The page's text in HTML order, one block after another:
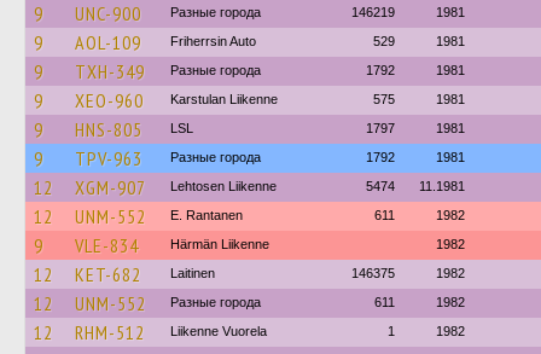
9 UNC-900 Разные города 146219 1981
9 AOL-109 Friherrsin Auto 529 1981
9 TXH-349 Разные города 1792 1981
9 XEO-960 Karstulan Liikenne 575 1981
9 HNS-805 LSL 1797 1981
9 TPV-963 Разные города 1792 1981
12 XGM-907 Lehtosen Liikenne 5474 11.1981
12 UNM-552 E. Rantanen 611 1982
9 VLE-834 Härmän Liikenne 1982
12 KET-682 Laitinen 146375 1982
12 UNM-552 Разные города 611 1982
12 RHM-512 Liikenne Vuorela 1 1982